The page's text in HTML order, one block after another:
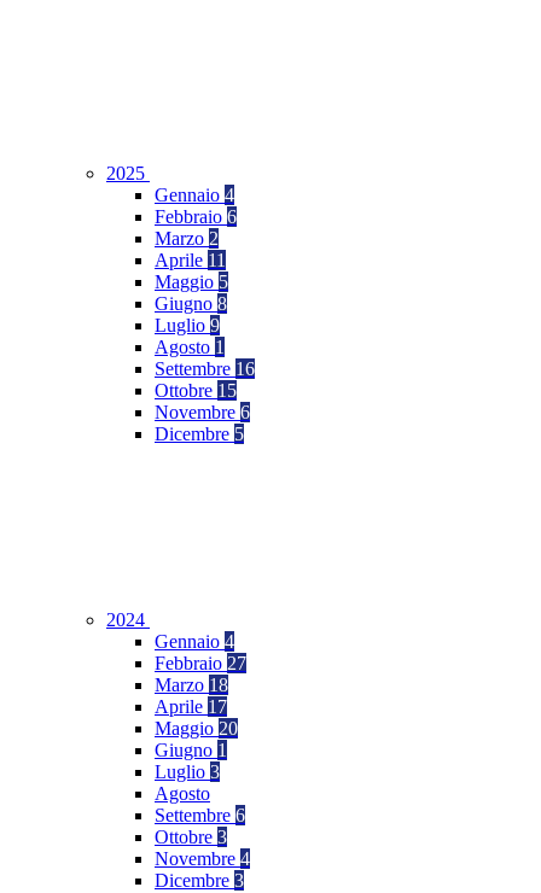
2025
Gennaio 4
Febbraio 6
Marzo 2
Aprile 11
Maggio 5
Giugno 8
Luglio 9
Agosto 1
Settembre 16
Ottobre 15
Novembre 6
Dicembre 5
2024
Gennaio 4
Febbraio 27
Marzo 18
Aprile 17
Maggio 20
Giugno 1
Luglio 3
Agosto
Settembre 6
Ottobre 3
Novembre 4
Dicembre 3